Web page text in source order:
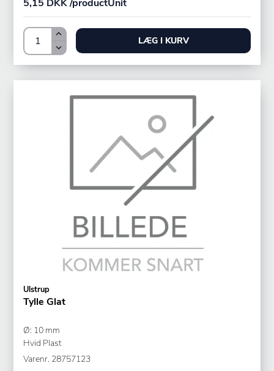
5,15 DKK /productUnit
LÆG I KURV
Ulstrup
Tylle Glat
Ø: 10 mm
Hvid Plast
Varenr. 28757123